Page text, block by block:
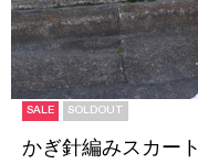
SALE SOLDOUT
かぎ針編みスカート